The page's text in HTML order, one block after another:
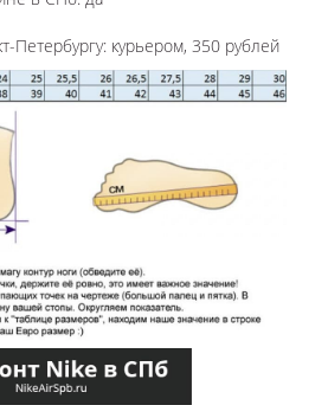
Петербургу: курьером, 350 рублей